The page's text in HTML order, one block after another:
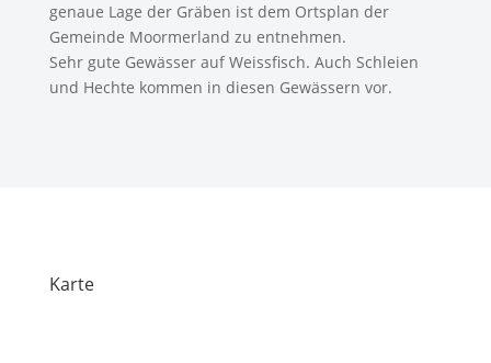
genaue Lage der Gräben ist dem Ortsplan der
Gemeinde Moormerland zu entnehmen.
Sehr gute Gewässer auf Weissfisch. Auch Schleien
und Hechte kommen in diesen Gewässern vor.
Karte